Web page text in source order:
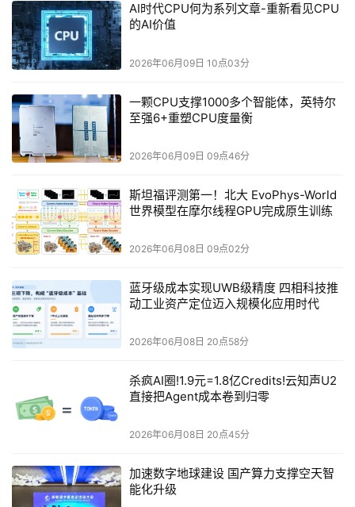
这套搭配思路非常巧妙，是典型的长短板互补：HBM负责
承载低延迟、高实时性的核心运算数据，守住极致带宽性
能；HBF主打超大容量扩展，专门承接海量缓存数据。
二者搭配刚好解决了当下高密度算力场景的核心痛点，完美
适配大模型推理海量KV缓存吞吐、低功耗运行的双重需
的短板。
从内存到SSD：CXL与PCIe 6.0的双线卡位
一个重要战场正在悄然升温——PCIe 6.0企业级SSD与CXL
内存池化。
美光这次展出的全球首款PCIe 6.0 SSD，顺序读写速度已
经逼近24GB/s，随机读写性能达到300万IOPS级别，给AI
AI时代CPU何为系列文章-重新看见CPU
的AI价值
2026年06月09日 10点03分
一颗CPU支撑1000多个智能体，英特尔
至强6+重塑CPU度量衡
2026年06月09日 09点46分
斯坦福评测第一！北大 EvoPhys-World
世界模型在摩尔线程GPU完成原生训练
2026年06月08日 09点02分
蓝牙级成本实现UWB级精度 四相科技推
动工业资产定位迈入规模化应用时代
2026年06月08日 20点58分
杀疯AI圈!1.9元=1.8亿Credits!云知声U2
直接把Agent成本卷到归零
2026年06月08日 20点45分
加速数字地球建设 国产算力支撑空天智
能化升级